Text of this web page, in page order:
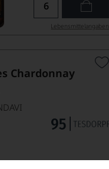
Lebensmittel­angaben
Chardonnay